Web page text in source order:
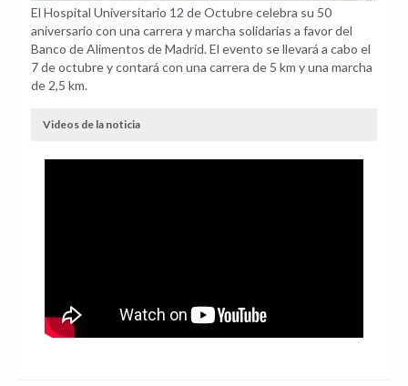
El Hospital Universitario 12 de Octubre celebra su 50
aniversario con una carrera y marcha solidarias a favor del
Banco de Alimentos de Madrid. El evento se llevará a cabo el
7 de octubre y contará con una carrera de 5 km y una marcha
de 2,5 km.
Videos de la noticia